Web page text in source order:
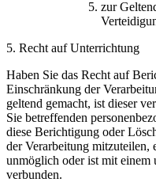
zur
5. Recht auf Unterrichtung
Haben Sie das Recht auf
Einschränkung der
geltend gemacht, ist dieser
Sie betreffenden
diese Berichtigung oder
der Verarbeitung mitzuteilen,
unmöglich oder ist mit
verbunden.